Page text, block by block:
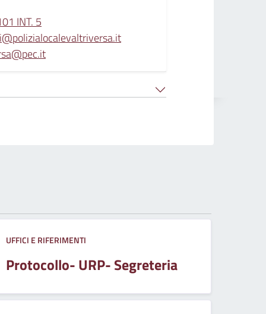
INT. 5
UFFICI E RIFERIMENTI
Protocollo- URP- Segreteria